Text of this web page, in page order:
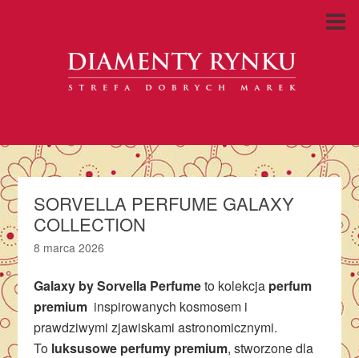
SORVELLA PERFUME GALAXY
COLLECTION
8 marca 2026
Galaxy by Sorvella Perfumeto kolekcja perfum
premium inspirowanych kosmosem i
prawdziwymi zjawiskami astronomicznymi.
To luksusowe perfumy premium, stworzone dla